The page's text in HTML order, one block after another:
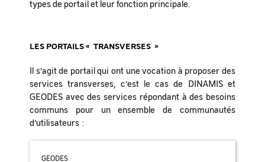
types de portail et leur fonction principale.
LES PORTAILS « TRANSVERSES »
Il s’agit de portail qui ont une vocation à proposer des
services transverses, c’est le cas de DINAMIS et
GEODES avec des services répondant à des besoins
communs pour un ensemble de communautés
d’utilisateurs :
GEODES